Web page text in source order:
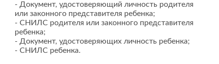
- Документ, удостоверяющий личность родителя
или законного представителя ребенка;
- СНИЛС родителя или законного представителя
ребенка;
- Документ, удостоверяющих личность ребенка;
- СНИЛС ребенка.